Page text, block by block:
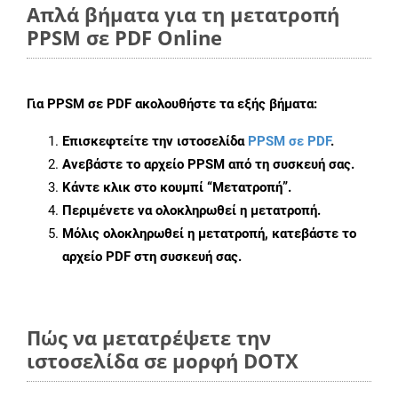
Απλά βήματα για τη μετατροπή
PPSM σε PDF Online
Για PPSM σε PDF ακολουθήστε τα εξής βήματα:
Επισκεφτείτε την ιστοσελίδα PPSM σε PDF.
Ανεβάστε το αρχείο PPSM από τη συσκευή σας.
Κάντε κλικ στο κουμπί “Μετατροπή”.
Περιμένετε να ολοκληρωθεί η μετατροπή.
Μόλις ολοκληρωθεί η μετατροπή, κατεβάστε το
αρχείο PDF στη συσκευή σας.
Πώς να μετατρέψετε την
ιστοσελίδα σε μορφή DOTX